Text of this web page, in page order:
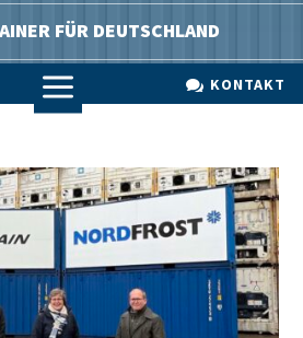
FÜR DEUTSCHLAND
a  KONTAKT